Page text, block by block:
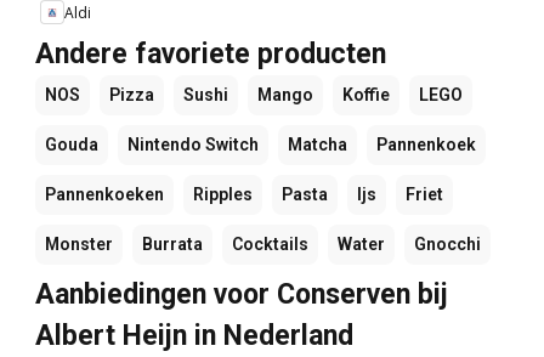
Aldi
Andere favoriete producten
NOS Pizza Sushi Mango Koffie LEGO
Gouda Nintendo Switch Matcha Pannenkoek
Pannenkoeken Ripples Pasta Ijs Friet
Monster Burrata Cocktails Water Gnocchi
Aanbiedingen voor Conserven bij
Albert Heijn in Nederland